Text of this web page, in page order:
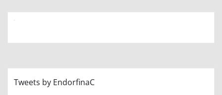
Tweets by EndorfinaC